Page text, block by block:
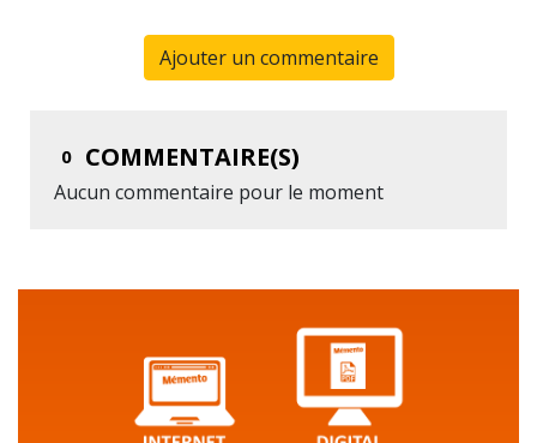
Ajouter un commentaire
0 COMMENTAIRE(S)
Aucun commentaire pour le moment